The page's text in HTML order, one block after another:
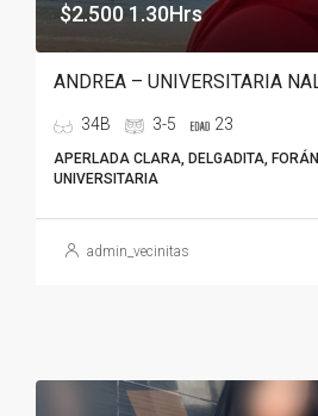
$2.500 1.30Hrs
34B 3-5 23
APERLADA CLARA, DELGADITA,
UNIVERSITARIA
admin_vecinitas